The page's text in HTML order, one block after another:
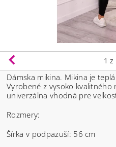
1 z
Dámska mikina. Mikina je
Vyrobené z vysoko kvalitného
univerzálna vhodná pre
Rozmery:
Šírka v podpazuší: 56 cm